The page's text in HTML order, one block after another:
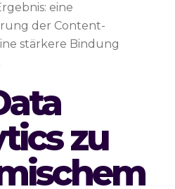
eine
der Content-
stärkere Bindung
zu